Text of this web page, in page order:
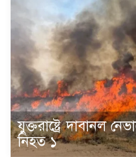
যুক্তরাষ্ট্রে দাবানল
নিহত ১